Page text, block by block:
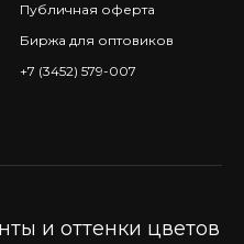
Публичная оферта
Биржа для оптовиков
+7 (3452) 579-007
и оттенки цветов